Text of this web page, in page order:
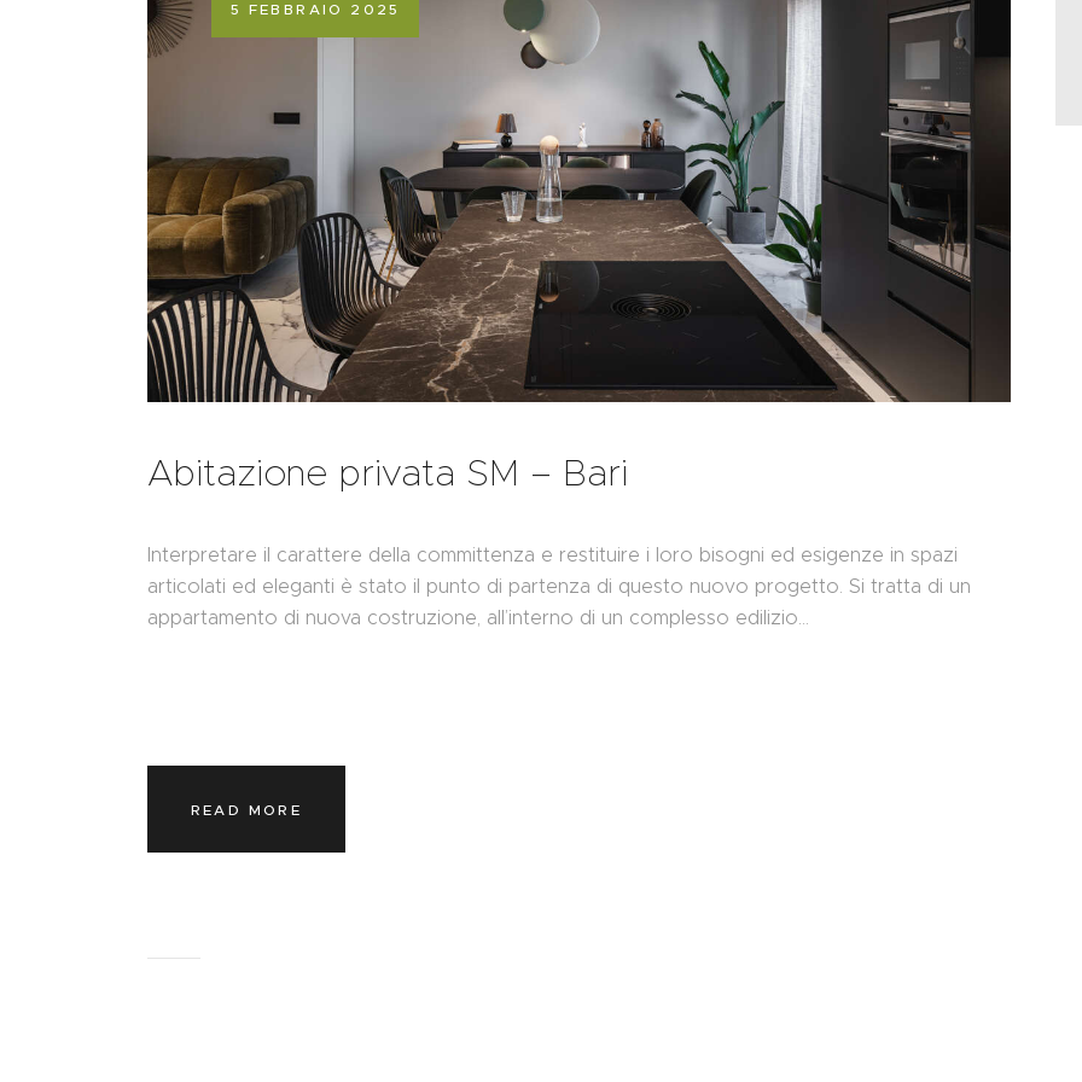
5 FEBBRAIO 2025
Abitazione privata SM – Bari
Interpretare il carattere della committenza e restituire i loro bisogni ed esigenze in spazi
articolati ed eleganti è stato il punto di partenza di questo nuovo progetto. Si tratta di un
appartamento di nuova costruzione, all’interno di un complesso edilizio…
READ MORE